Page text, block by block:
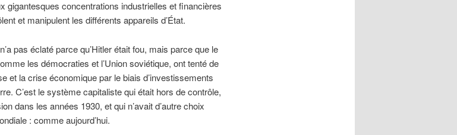
gigantesques concentrations industrielles et financières
et manipulent les différents appareils d’État.
pas éclaté parce qu’Hitler était fou, mais parce que le
les démocraties et l’Union soviétique, ont tenté de
et la crise économique par le biais d’investissements
C’est le système capitaliste qui était hors de contrôle,
dans les années 1930, et qui n’avait d’autre choix
: comme aujourd’hui.